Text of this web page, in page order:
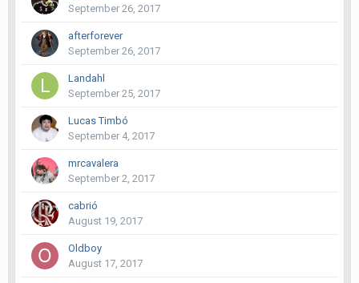
September 26, 2017
afterforever
September 26, 2017
Landahl
September 25, 2017
Lucas Timbó
September 4, 2017
mrcavalera
September 2, 2017
cabrió
August 19, 2017
Oldboy
August 17, 2017